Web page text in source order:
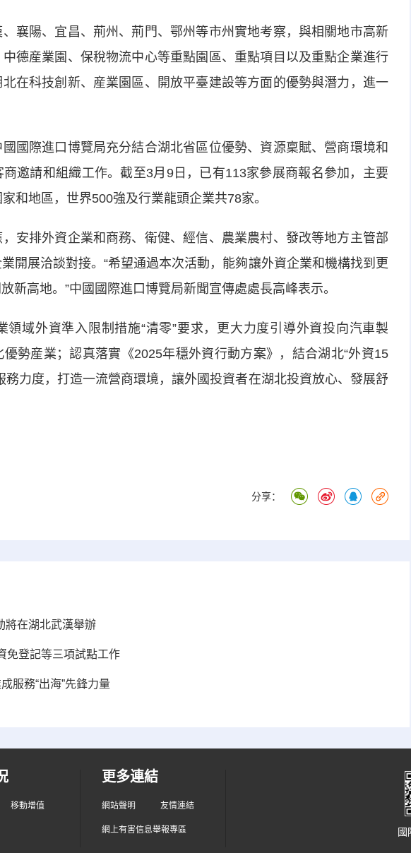
陽、宜昌、荊州、荊門、鄂州等市州實地考察，與相關地市高新
德産業園、保稅物流中心等重點園區、重點項目以及重點企業進行
在科技創新、産業園區、開放平臺建設等方面的優勢與潛力，進一
際進口博覽局充分結合湖北省區位優勢、資源稟賦、營商環境和
邀請和組織工作。截至3月9日，已有113家參展商報名參加，主要
和地區，世界500強及行業龍頭企業共78家。
排外資企業和商務、衛健、經信、農業農村、發改等地方主管部
開展洽談對接。“希望通過本次活動，能夠讓外資企業和機構找到更
新高地。”中國國際進口博覽局新聞宣傳處處長高峰表示。
域外資準入限制措施“清零”要求，更大力度引導外資投向汽車製
勢産業；認真落實《2025年穩外資行動方案》，結合湖北“外資15
務力度，打造一流營商環境，讓外國投資者在湖北投資放心、發展舒
分享：
將在湖北武漢舉辦
免登記等三項試點工作
服務“出海”先鋒力量
移動增值
更多連結
網站聲明 友情連結
網上有害信息舉報專區 國